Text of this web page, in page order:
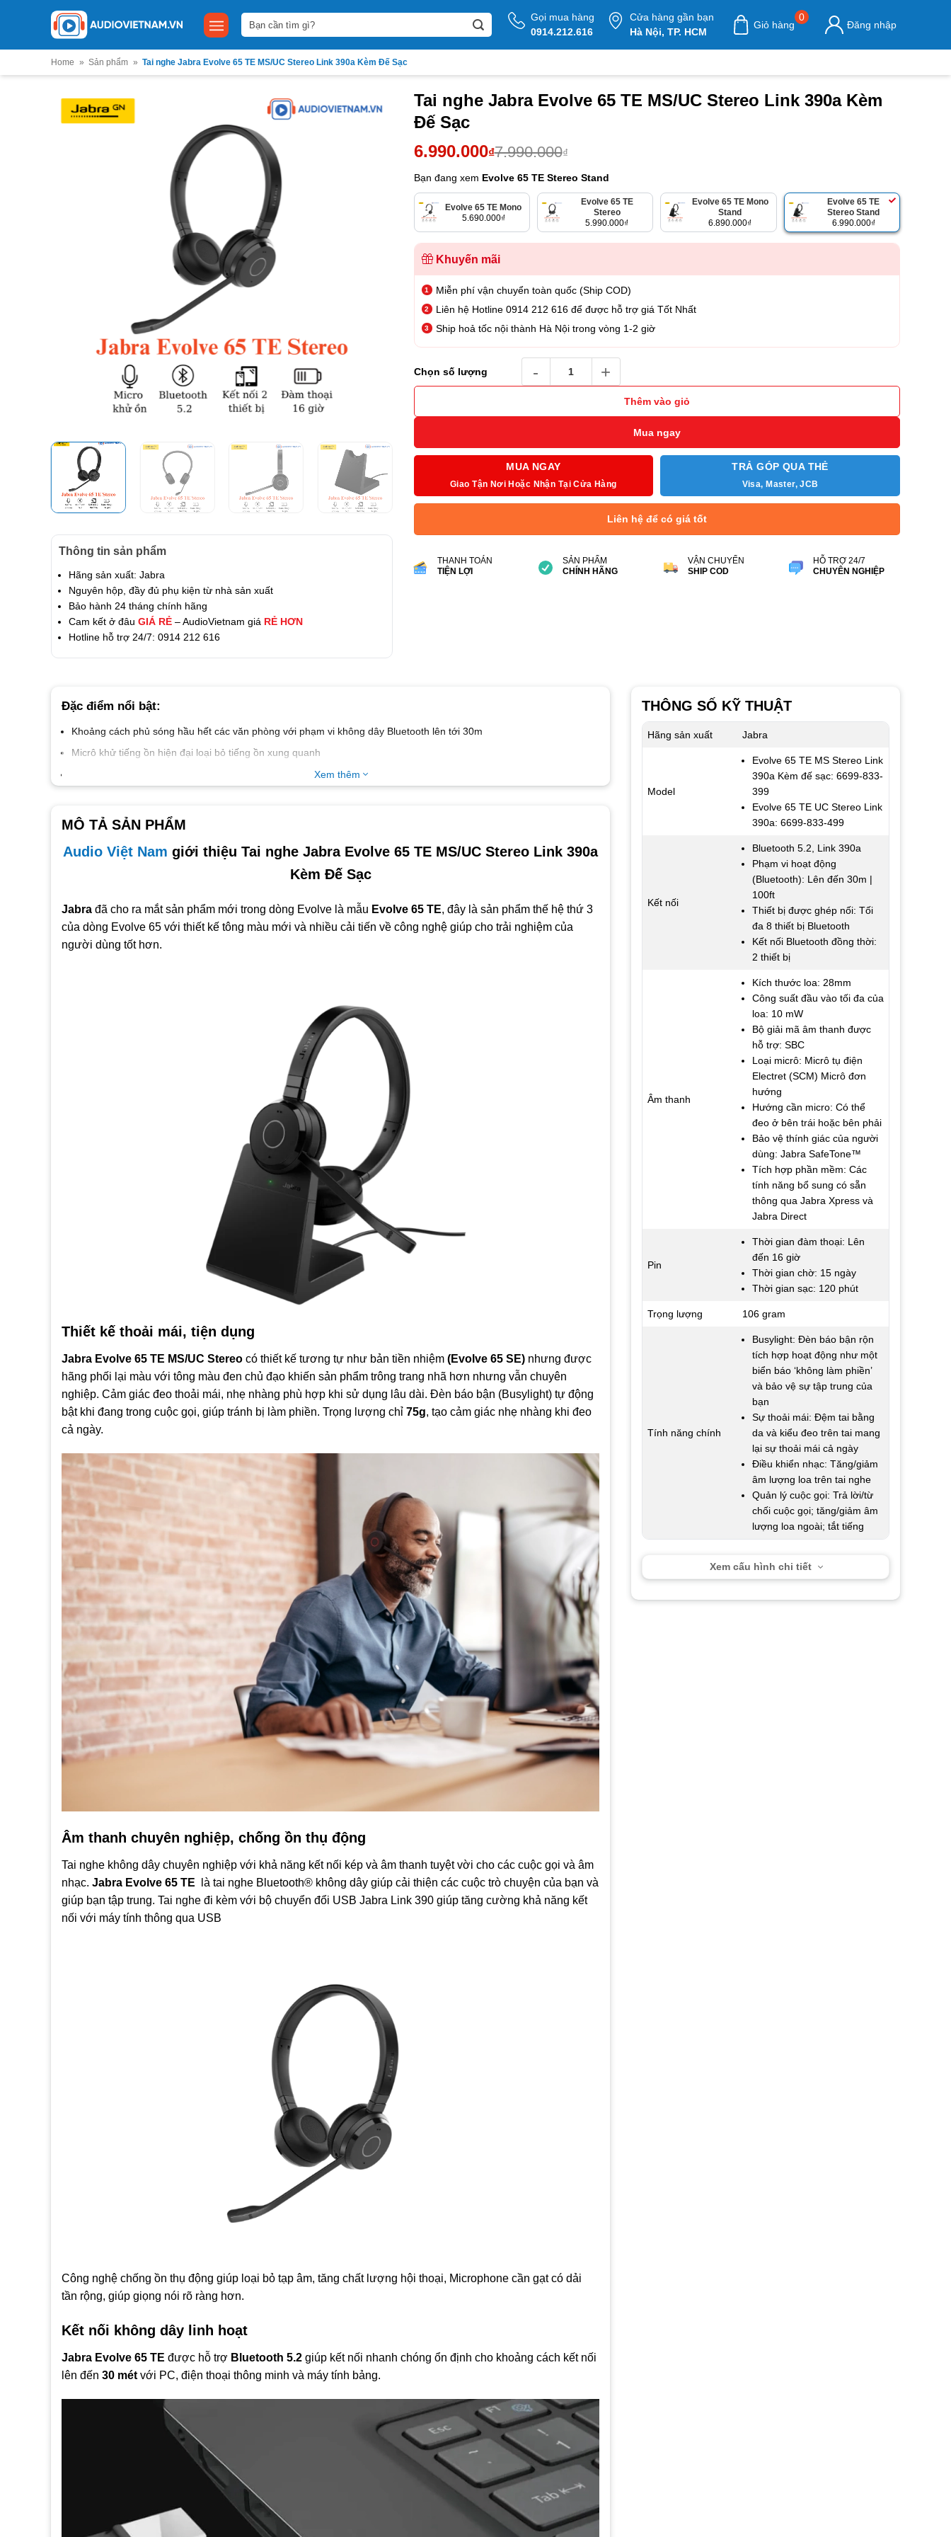
Tìm
kiếm:
Gọi mua hàng
0914.212.616
Cửa hàng gần bạn
Hà Nội, TP. HCM
Giỏ hàng
0
Đăng nhập
Home » Sản phẩm » Tai nghe Jabra Evolve 65 TE MS/UC Stereo Link 390a Kèm Đế Sạc
Thông tin sản phẩm
Hãng sản xuất: Jabra
Nguyên hộp, đầy đủ phụ kiện từ nhà sản xuất
Bảo hành 24 tháng chính hãng
Cam kết ở đâu GIÁ RẺ – AudioVietnam giá RẺ HƠN
Hotline hỗ trợ 24/7: 0914 212 616
Tai nghe Jabra Evolve 65 TE MS/UC Stereo Link 390a Kèm
Đế Sạc
7.990.000₫
Giá
gốc
là:
7.990.000₫.
6.990.000₫
Giá
hiện
tại
là:
6.990.000₫.
Bạn đang xem Evolve 65 TE Stereo Stand
Evolve 65 TE Mono
5.690.000₫
Evolve 65 TE
Stereo
5.990.000₫
Evolve 65 TE Mono
Stand
6.890.000₫
Evolve 65 TE
Stereo Stand
6.990.000₫
Khuyến mãi
Miễn phí vận chuyển toàn quốc (Ship COD)
Liên hệ Hotline 0914 212 616 để được hỗ trợ giá Tốt Nhất
Ship hoả tốc nội thành Hà Nội trong vòng 1-2 giờ
Chọn số lượng
Thêm vào giỏ
Mua ngay
MUA NGAY
Giao Tận Nơi Hoặc Nhận Tại Cửa Hàng
TRẢ GÓP QUA THẺ
Visa, Master, JCB
Liên hệ để có giá tốt
THANH TOÁN
TIỆN LỢI
SẢN PHẨM
CHÍNH HÃNG
VẬN CHUYỂN
SHIP COD
HỖ TRỢ 24/7
CHUYÊN NGHIỆP
Đặc điểm nổi bật:
Khoảng cách phủ sóng hầu hết các văn phòng với phạm vi không dây Bluetooth lên tới 30m
Micrô khử tiếng ồn hiện đại loại bỏ tiếng ồn xung quanh
16 giờ đàm thoại giúp bạn vượt qua những ngày bận rộn nhất
Đèn báo bận tích hợp giúp giảm sự gián đoạn
Đế sạc tiện lợi
Kết nối Bluetooth để dễ dàng kết nối với các thiết bị thông minh và PC
Được tạo ra để thưởng thức giọng nói và âm nhạc với âm thanh nổi HiFi
Jabra Evolve 65 TE Mono đi kèm với đệm da mềm mại mang lại sự thoải mái khi đeo cả ngày
Xem thêm
MÔ TẢ SẢN PHẨM
Audio Việt Nam giới thiệu Tai nghe Jabra Evolve 65 TE MS/UC Stereo Link 390a
Kèm Đế Sạc
Jabra đã cho ra mắt sản phẩm mới trong dòng Evolve là mẫu Evolve 65 TE, đây là sản phẩm thế hệ thứ 3
của dòng Evolve 65 với thiết kế tông màu mới và nhiều cải tiến về công nghệ giúp cho trải nghiệm của
người dùng tốt hơn.
Thiết kế thoải mái, tiện dụng
Jabra Evolve 65 TE MS/UC Stereo có thiết kế tương tự như bản tiền nhiệm (Evolve 65 SE) nhưng được
hãng phối lại màu với tông màu đen chủ đạo khiến sản phẩm trông trang nhã hơn nhưng vẫn chuyên
nghiệp. Cảm giác đeo thoải mái, nhẹ nhàng phù hợp khi sử dụng lâu dài. Đèn báo bận (Busylight) tự động
bật khi đang trong cuộc gọi, giúp tránh bị làm phiền. Trọng lượng chỉ 75g, tạo cảm giác nhẹ nhàng khi đeo
cả ngày.
Âm thanh chuyên nghiệp, chống ồn thụ động
Tai nghe không dây chuyên nghiệp với khả năng kết nối kép và âm thanh tuyệt vời cho các cuộc gọi và âm
nhạc. Jabra Evolve 65 TE là tai nghe Bluetooth® không dây giúp cải thiện các cuộc trò chuyện của bạn và
giúp bạn tập trung. Tai nghe đi kèm với bộ chuyển đổi USB Jabra Link 390 giúp tăng cường khả năng kết
nối với máy tính thông qua USB
Công nghệ chống ồn thụ động giúp loại bỏ tạp âm, tăng chất lượng hội thoại, Microphone cần gạt có dải
tần rộng, giúp giọng nói rõ ràng hơn.
Kết nối không dây linh hoạt
Jabra Evolve 65 TE được hỗ trợ Bluetooth 5.2 giúp kết nối nhanh chóng ổn định cho khoảng cách kết nối
lên đến 30 métvới PC, điện thoại thông minh và máy tính bảng.
THÔNG SỐ KỸ THUẬT
Hãng sản xuất Jabra
Model
Evolve 65 TE MS Stereo Link
390a Kèm đế sạc: 6699-833-
399
Evolve 65 TE UC Stereo Link
390a: 6699-833-499
Kết nối
Bluetooth 5.2, Link 390a
Phạm vi hoạt động
(Bluetooth): Lên đến 30m |
100ft
Thiết bị được ghép nối: Tối
đa 8 thiết bị Bluetooth
Kết nối Bluetooth đồng thời:
2 thiết bị
Âm thanh
Kích thước loa: 28mm
Công suất đầu vào tối đa của
loa: 10 mW
Bộ giải mã âm thanh được
hỗ trợ: SBC
Loại micrô: Micrô tụ điện
Electret (SCM) Micrô đơn
hướng
Hướng cần micro: Có thể
đeo ở bên trái hoặc bên phải
Bảo vệ thính giác của người
dùng: Jabra SafeTone™
Tích hợp phần mềm: Các
tính năng bổ sung có sẵn
thông qua Jabra Xpress và
Jabra Direct
Pin
Thời gian đàm thoại: Lên
đến 16 giờ
Thời gian chờ: 15 ngày
Thời gian sạc: 120 phút
Trọng lượng 106 gram
Tính năng chính
Busylight: Đèn báo bận rộn
tích hợp hoạt động như một
biển báo ‘không làm phiền’
và bảo vệ sự tập trung của
bạn
Sự thoải mái: Đệm tai bằng
da và kiểu đeo trên tai mang
lại sự thoải mái cả ngày
Điều khiển nhạc: Tăng/giảm
âm lượng loa trên tai nghe
Quản lý cuộc gọi: Trả lời/từ
chối cuộc gọi; tăng/giảm âm
lượng loa ngoài; tắt tiếng
Xem cấu hình chi tiết